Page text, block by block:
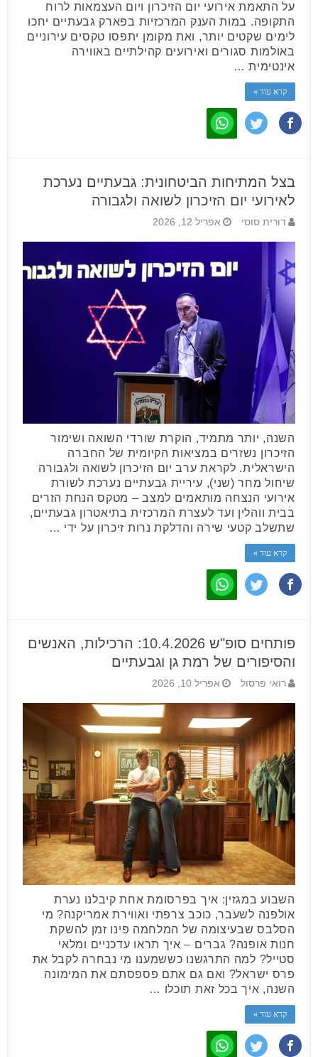
על התאמת אירועי יום הזיכרון ויום העצמאות לרוח
התקופה. במות הענק המרכזיות בפארק גבעתיים יחכו
לימים שקטים יותר, ואת מקומן יתפסו טקסים עירוניים
באולמות סגורים ואירועים קהילתיים באווירה
אינטימית …
קרא עוד »
בצל המתיחות הביטחונית: גבעתיים נערכת
לאירועי יום הזיכרון לשואה ולגבורה
דורית סוסי אפריל 12, 2026
השנה, יותר מתמיד, הוקרת שורדי השואה ושימור
הזיכרון נשזרים במציאות הקיומית של החברה
הישראלית. לקראת ערב יום הזיכרון לשואה ולגבורה
שיחול מחר (שני), עיריית גבעתיים נערכת לשורת
אירועי הנצחה מותאמים למצב – מטקס הנחת הזרים
בבית ווהלין ועד לעצרת המרכזית בתיאטרון גבעתיים,
שתשלב קטעי שירה והדלקת נרות זיכרון על ידי …
קרא עוד »
פותחים סופ"ש 10.4.2026: הרכילות, האנשים
והסיפורים של רמת גן וגבעתיים
רואי פרסול אפריל 10, 2026
השבוע במגזין: איך בפרסומת אחת קיבלנו נערת
אולפנה לשעבר, כוכב צרפתי ואווירת אמריקנה? מי
הסלבס שבעיצומה של המלחמה פינו זמן להשקת
חנות אופנה? גברים – איך תראו עדכניים ומלאי
סטייל? למה התרגשנו כששמענו מי נבחרה לקבל את
פרס ישראל? ואם גם אתם פספסתם את המימונה
השנה, איך בכל זאת תוכלו …
קרא עוד »